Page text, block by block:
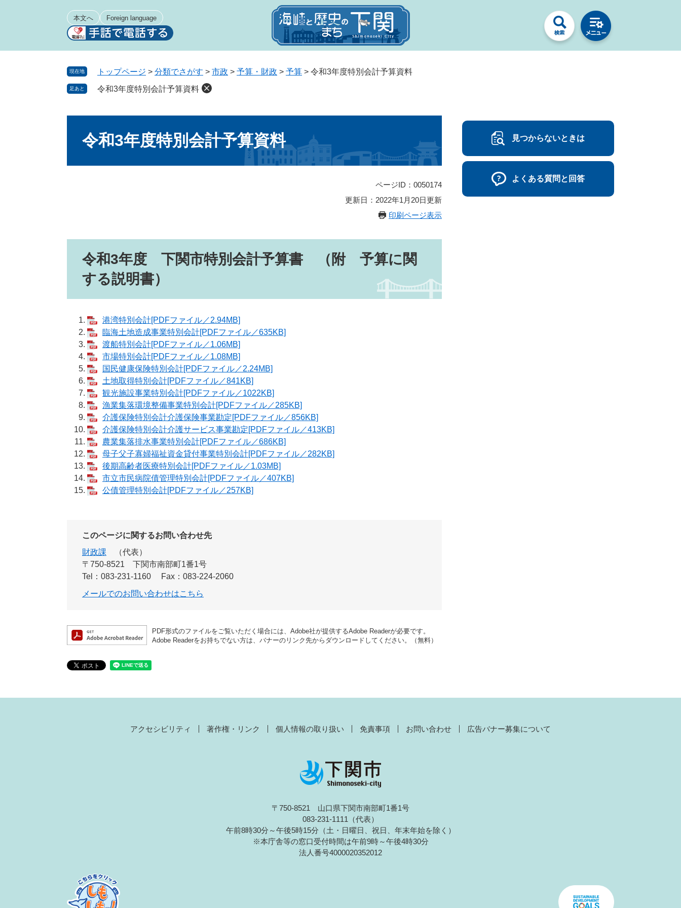
本文へ Foreign language
現在地 トップページ > 分類でさがす > 市政 > 予算・財政 > 予算 > 令和3年度特別会計予算資料
足あと 令和3年度特別会計予算資料
令和3年度特別会計予算資料
ページID：0050174
更新日：2022年1月20日更新
印刷ページ表示
令和3年度 下関市特別会計予算書 （附 予算に関
する説明書）
港湾特別会計[PDFファイル／2.94MB]
臨海土地造成事業特別会計[PDFファイル／635KB]
渡船特別会計[PDFファイル／1.06MB]
市場特別会計[PDFファイル／1.08MB]
国民健康保険特別会計[PDFファイル／2.24MB]
土地取得特別会計[PDFファイル／841KB]
観光施設事業特別会計[PDFファイル／1022KB]
漁業集落環境整備事業特別会計[PDFファイル／285KB]
介護保険特別会計介護保険事業勘定[PDFファイル／856KB]
介護保険特別会計介護サービス事業勘定[PDFファイル／413KB]
農業集落排水事業特別会計[PDFファイル／686KB]
母子父子寡婦福祉資金貸付事業特別会計[PDFファイル／282KB]
後期高齢者医療特別会計[PDFファイル／1.03MB]
市立市民病院債管理特別会計[PDFファイル／407KB]
公債管理特別会計[PDFファイル／257KB]
このページに関するお問い合わせ先
財政課
代表
〒750-8521
下関市南部町1番1号
Tel：083-231-1160
Fax：083-224-2060
メールでのお問い合わせはこちら
PDF形式のファイルをご覧いただく場合には、Adobe社が提供するAdobe Readerが必要です。
Adobe Readerをお持ちでない方は、バナーのリンク先からダウンロードしてください。（無料）
見つからないときは
よくある質問と回答
アクセシビリティ 著作権・リンク 個人情報の取り扱い 免責事項 お問い合わせ 広告バナー募集について
〒750-8521 山口県下関市南部町1番1号
083-231-1111（代表）
午前8時30分～午後5時15分（土・日曜日、祝日、年末年始を除く）
※本庁舎等の窓口受付時間は午前9時～午後4時30分
法人番号4000020352012